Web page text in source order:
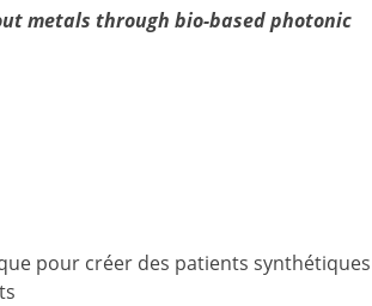
metals through bio-based photonic
pour créer des patients